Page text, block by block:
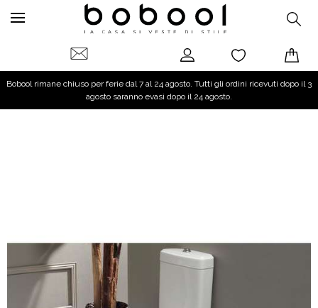
Bobool rimane chiuso per ferie dal 7 al 24 agosto. Tutti gli ordini ricevuti dopo il 3
agosto saranno evasi dopo il 24 agosto.